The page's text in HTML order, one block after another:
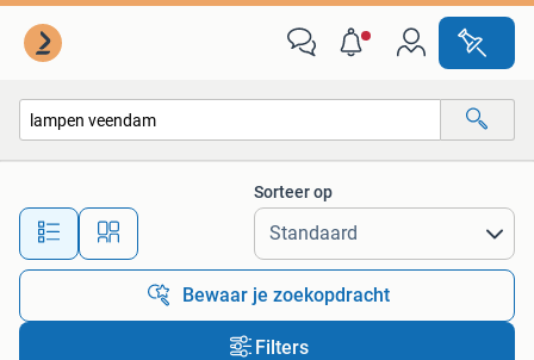
Alle afstanden…
Sorteer op
Bewaar je zoekopdracht
Filters